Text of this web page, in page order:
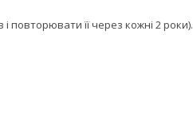
повторювати її через кожні 2 роки).